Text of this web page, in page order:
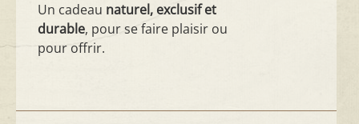
Un cadeau naturel, exclusif et
durable, pour se faire plaisir ou
pour offrir.